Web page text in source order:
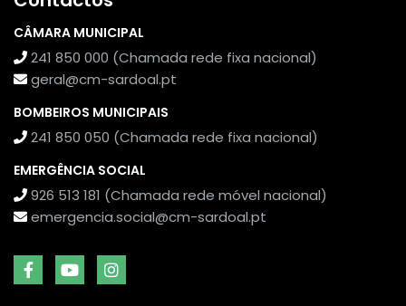
CÂMARA MUNICIPAL
241 850 000 (Chamada rede fixa nacional)
geral@cm-sardoal.pt
BOMBEIROS MUNICIPAIS
241 850 050 (Chamada rede fixa nacional)
EMERGÊNCIA SOCIAL
926 513 181 (Chamada rede móvel nacional)
emergencia.social@cm-sardoal.pt